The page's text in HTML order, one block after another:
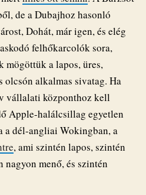
de a Dubajhoz hasonló
Dohát, már igen, és elég
felhőkarcolók sora,
mögöttük a lapos, üres,
olcsón alkalmas sivatag. Ha
vállalati központhoz kell
Apple-halálcsillag egyetlen
a dél-angliai Wokingban, a
, ami szintén lapos, szintén
menő, és szintén